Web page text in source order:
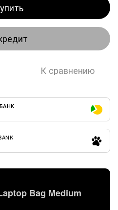
К сравнению
Bag Medium